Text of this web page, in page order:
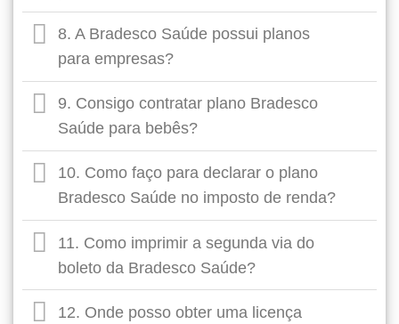
8. A Bradesco Saúde possui planos
para empresas?
9. Consigo contratar plano Bradesco
Saúde para bebês?
10. Como faço para declarar o plano
Bradesco Saúde no imposto de renda?
11. Como imprimir a segunda via do
boleto da Bradesco Saúde?
12. Onde posso obter uma licença